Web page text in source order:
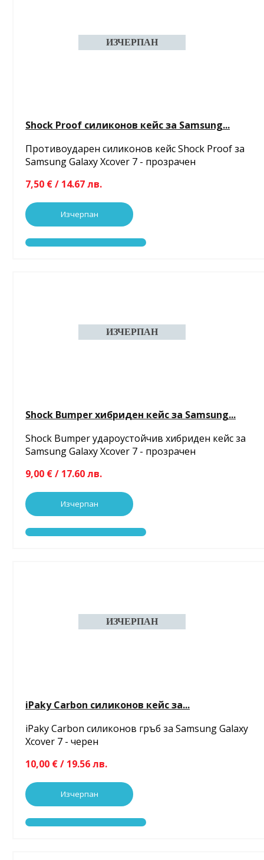
Shock Proof силиконов кейс за Samsung...
Противоударен силиконов кейс Shock Proof за
Samsung Galaxy Xcover 7 - прозрачен
7,50 € / 14.67 лв.
Изчерпан
Shock Bumper хибриден кейс за Samsung...
Shock Bumper удароустойчив хибриден кейс за
Samsung Galaxy Xcover 7 - прозрачен
9,00 € / 17.60 лв.
Изчерпан
iPaky Carbon силиконов кейс за...
iPaky Carbon силиконов гръб за Samsung Galaxy
Xcover 7 - черен
10,00 € / 19.56 лв.
Изчерпан